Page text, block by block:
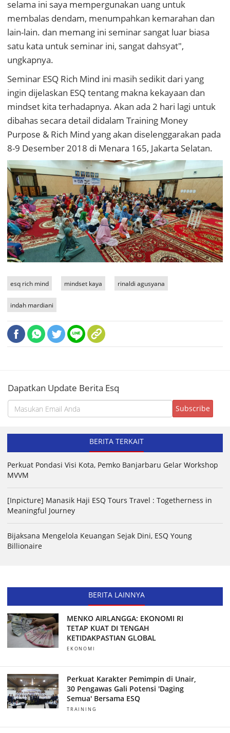
selama ini saya mempergunakan uang untuk
membalas dendam, menumpahkan kemarahan dan
lain-lain. dan memang ini seminar sangat luar biasa
satu kata untuk seminar ini, sangat dahsyat",
ungkapnya.
Seminar ESQ Rich Mind ini masih sedikit dari yang
ingin dijelaskan ESQ tentang makna kekayaan dan
mindset kita terhadapnya. Akan ada 2 hari lagi untuk
dibahas secara detail didalam Training Money
Purpose & Rich Mind yang akan diselenggarakan pada
8-9 Desember 2018 di Menara 165, Jakarta Selatan.
esq rich mind mindset kaya rinaldi agusyana
indah mardiani
Dapatkan Update Berita Esq
BERITA TERKAIT
Perkuat Pondasi Visi Kota, Pemko Banjarbaru Gelar Workshop
MVVM
[Inpicture] Manasik Haji ESQ Tours Travel : Togetherness in
Meaningful Journey
Bijaksana Mengelola Keuangan Sejak Dini, ESQ Young
Billionaire
BERITA LAINNYA
MENKO AIRLANGGA: EKONOMI RI
TETAP KUAT DI TENGAH
KETIDAKPASTIAN GLOBAL
EKONOMI
Perkuat Karakter Pemimpin di Unair,
30 Pengawas Gali Potensi 'Daging
Semua' Bersama ESQ
TRAINING